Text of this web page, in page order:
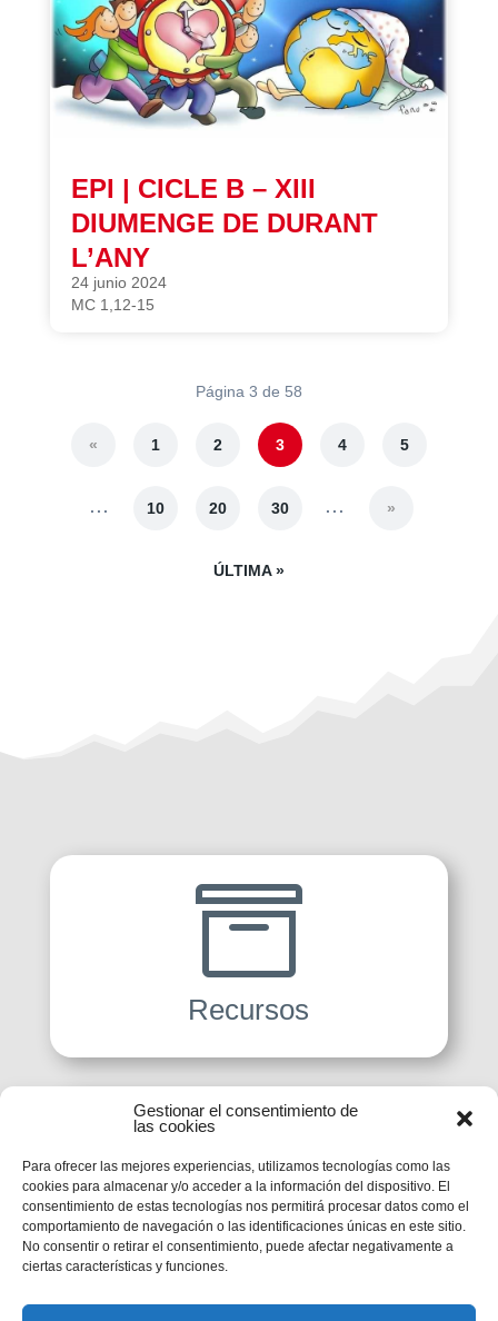
Gestionar el consentimiento de
las cookies
Para ofrecer las mejores experiencias, utilizamos tecnologías como las
cookies para almacenar y/o acceder a la información del dispositivo. El
consentimiento de estas tecnologías nos permitirá procesar datos como el
comportamiento de navegación o las identificaciones únicas en este sitio.
No consentir o retirar el consentimiento, puede afectar negativamente a
ciertas características y funciones.
EPI | CICLE B – XIII
DIUMENGE DE DURANT
L’ANY
24 junio 2024
MC 1,12-15
Página 3 de 58
« 1 2 3 4 5
... 10 20 30 ... »
ÚLTIMA »

Recursos

Pastoral Juvenil